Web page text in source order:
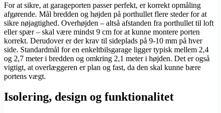
For at sikre, at garageporten passer perfekt, er korrekt opmåling
afgørende. Mål bredden og højden på porthullet flere steder for at
sikre nøjagtighed. Overhøjden – altså afstanden fra porthullet til loft
eller spær – skal være mindst 9 cm for at kunne montere porten
korrekt. Derudover er der krav til sideplads på 9-10 mm på hver
side. Standardmål for en enkeltbilsgarage ligger typisk mellem 2,4
og 2,7 meter i bredden og omkring 2,1 meter i højden. Det er også
vigtigt, at overlæggeren er plan og fast, da den skal kunne bære
portens vægt.
Isolering, design og funktionalitet